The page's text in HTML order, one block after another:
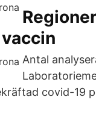
Antal
covid-19